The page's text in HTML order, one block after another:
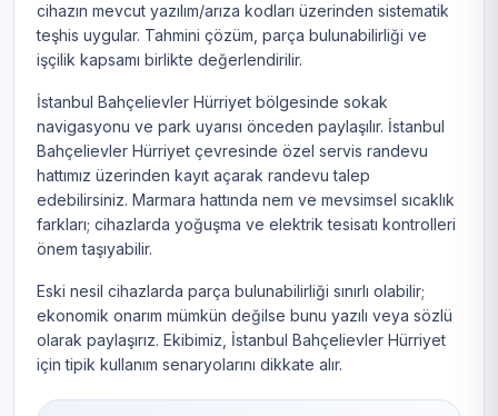
cihazın mevcut yazılım/arıza kodları üzerinden sistematik
teşhis uygular. Tahmini çözüm, parça bulunabilirliği ve
işçilik kapsamı birlikte değerlendirilir.
İstanbul Bahçelievler Hürriyet bölgesinde sokak
navigasyonu ve park uyarısı önceden paylaşılır. İstanbul
Bahçelievler Hürriyet çevresinde özel servis randevu
hattımız üzerinden kayıt açarak randevu talep
edebilirsiniz. Marmara hattında nem ve mevsimsel sıcaklık
farkları; cihazlarda yoğuşma ve elektrik tesisatı kontrolleri
önem taşıyabilir.
Eski nesil cihazlarda parça bulunabilirliği sınırlı olabilir;
ekonomik onarım mümkün değilse bunu yazılı veya sözlü
olarak paylaşırız. Ekibimiz, İstanbul Bahçelievler Hürriyet
için tipik kullanım senaryolarını dikkate alır.